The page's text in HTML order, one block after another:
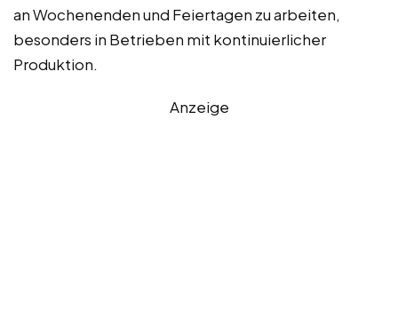
an Wochenenden und Feiertagen zu arbeiten,
besonders in Betrieben mit kontinuierlicher
Produktion.
Anzeige